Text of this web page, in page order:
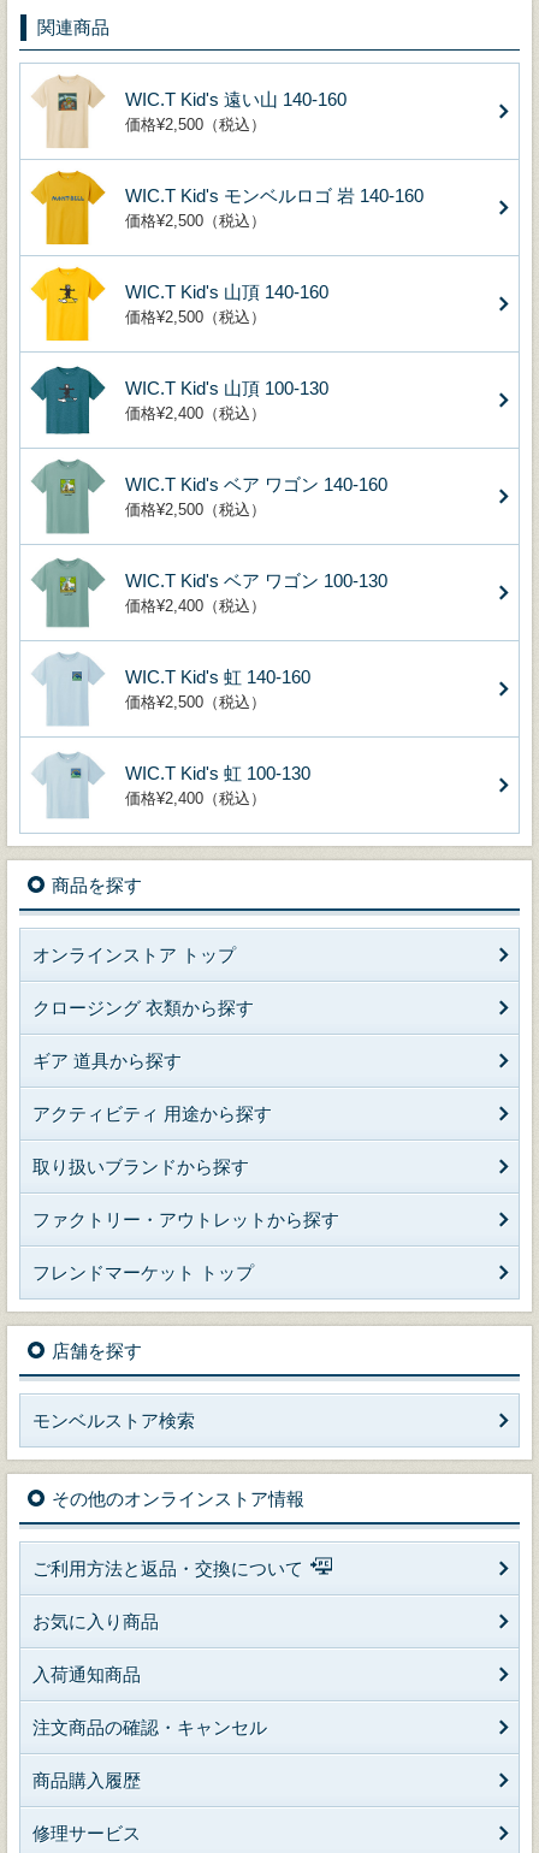
関連商品
WIC.T Kid's 遠い山 140-160
価格¥2,500（税込）
WIC.T Kid's モンベルロゴ 岩 140-160
価格¥2,500（税込）
WIC.T Kid's 山頂 140-160
価格¥2,500（税込）
WIC.T Kid's 山頂 100-130
価格¥2,400（税込）
WIC.T Kid's ベア ワゴン 140-160
価格¥2,500（税込）
WIC.T Kid's ベア ワゴン 100-130
価格¥2,400（税込）
WIC.T Kid's 虹 140-160
価格¥2,500（税込）
WIC.T Kid's 虹 100-130
価格¥2,400（税込）
商品を探す
オンラインストア トップ
クロージング 衣類から探す
ギア 道具から探す
アクティビティ 用途から探す
取り扱いブランドから探す
ファクトリー・アウトレットから探す
フレンドマーケット トップ
店舗を探す
モンベルストア検索
その他のオンラインストア情報
ご利用方法と返品・交換について
お気に入り商品
入荷通知商品
注文商品の確認・キャンセル
商品購入履歴
修理サービス